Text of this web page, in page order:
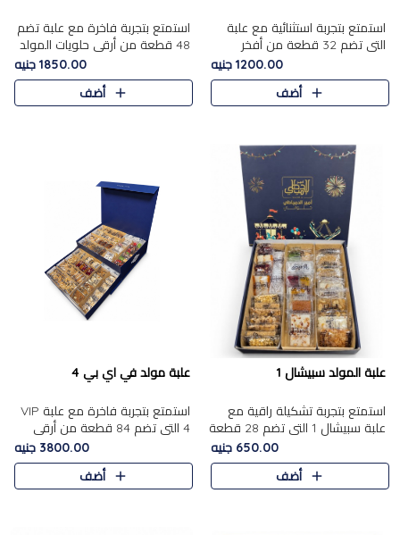
استمتع بتجربة استثنائية مع علبة
التي تضم 32 قطعة من أفخر
حلويات المولد الشرقية، في تشكيلة
تجمع بين الأصالة والاختيارات
الفاخرة. تحتوي العلبة..
1200.00 جنيه
أضف
استمتع بتجربة فاخرة مع علبة تضم
48 قطعة من أرقى حلويات المولد
الشرقية، في تشكيلة تجمع بين
الأصناف التقليدية الفاخرة والاختيارات
1850.00 جنيه
أضف
علبة المولد سبيشال 1
استمتع بتجربة تشكيلة راقية مع
علبة سبيشال 1 التي تضم 28 قطعة
من تشكيلة مختارة بعناية من أفخر
حلويات المولد المصرية الأصلية
الشرقية. تحتوي ال..
650.00 جنيه
أضف
علبة مولد في اي بي 4
استمتع بتجربة فاخرة مع علبة VIP
4 التي تضم 84 قطعة من أرقى
حلويات المولد الشرقية، في تشكيلة
غنية تجمع بين الحلويات التقليدية
والمكسرات الفاخرة. تحتوي العلبة
3800.00 جنيه
أضف